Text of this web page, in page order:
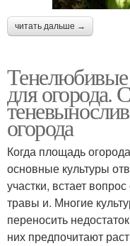
читать дальше →
для огорода.
огорода
Когда площадь
основные культуры
участки, встает
травы и. Многие
переносить
них предпочитают